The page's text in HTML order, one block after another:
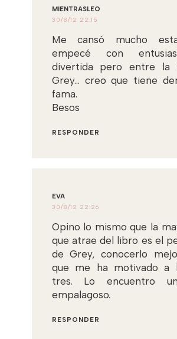
MIENTRASLEO
30/8/12 22:15
Me cansó mucho
empecé con
divertida pero entre la
Grey... creo que tiene
fama.
Besos
RESPONDER
EVA
30/8/12 22:26
Opino lo mismo que la
que atrae del libro es el
de Grey, conocerlo
que me ha motivado a
tres. Lo encuentro
empalagoso.
RESPONDER